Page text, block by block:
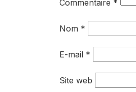
Commentaire *
Nom *
E-mail *
Site web